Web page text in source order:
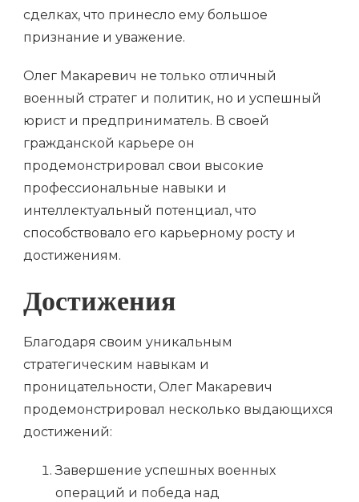
сделках, что принесло ему большое
признание и уважение.
Олег Макаревич не только отличный
военный стратег и политик, но и успешный
юрист и предприниматель. В своей
гражданской карьере он
продемонстрировал свои высокие
профессиональные навыки и
интеллектуальный потенциал, что
способствовало его карьерному росту и
достижениям.
Достижения
Благодаря своим уникальным
стратегическим навыкам и
проницательности, Олег Макаревич
продемонстрировал несколько выдающихся
достижений:
Завершение успешных военных
операций и победа над